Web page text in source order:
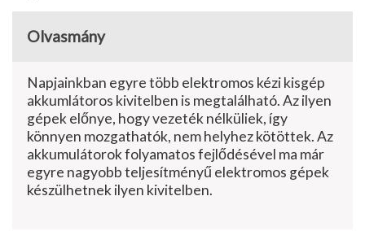
Olvasmány
Napjainkban egyre több elektromos kézi kis­gép
akkumlátoros kivitelben is megtalálható. Az ilyen
gépek előnye, hogy vezeték nélkü­liek, így
könnyen mozgathatók, nem helyhez kötöttek. Az
akkumulátorok folyamatos fejlő­désével ma már
egyre nagyobb teljesítményű elektromos gépek
készülhetnek ilyen kivitel­ben.